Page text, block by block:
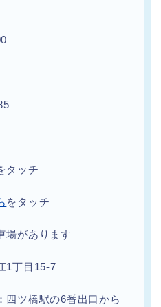
タッチ
をタッチ
場があります
1丁目15-7
四ツ橋駅の6番出口から